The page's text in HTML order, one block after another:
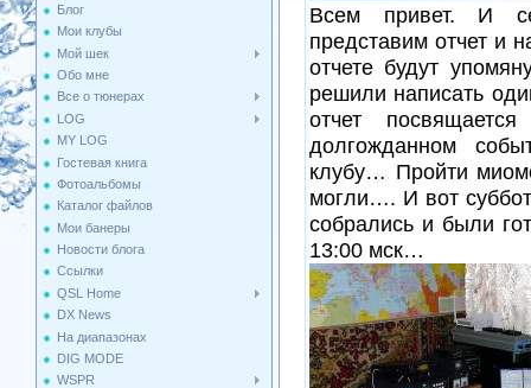
Блог
Мои клубы
Мой шек
Обо мне
Все о тюнерах
LOG
MY LOG
Гостевая книга
Фотоальбомы
Каталог файлов
Мои банеры
Новости блога
Ссылки
QSL Home
DX News
На диапазонах
DIG MODE
WSPR
Всем привет. И
представим отчет и
отчете будут
решили написать
отчет
долгожданном
клубу… Пройти
могли…. И вот
собрались и были
13:00 мск…